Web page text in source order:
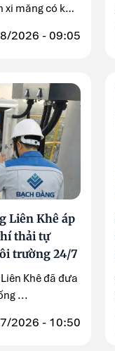
măng có khả
2026 - 09:05
Liên Khê áp
thải tự
trường 24/7
Khê đã đưa
...
2026 - 10:50